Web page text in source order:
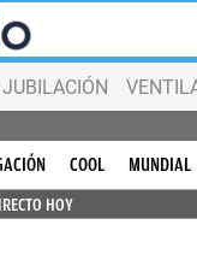
COOL
MUNDIAL
HOY